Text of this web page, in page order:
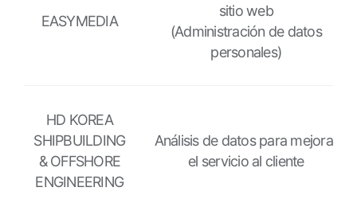
Período
de
datos
personales
EASYMEDIA
sitio web
(Administración de datos
personales)
HD KOREA
SHIPBUILDING
& OFFSHORE
ENGINEERING
Análisis de datos para mejorar
el servicio al cliente